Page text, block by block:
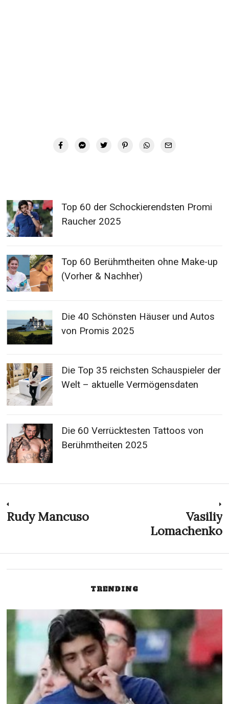
Top 60 der Schockierendsten Promi
Raucher 2025
Top 60 Berühmtheiten ohne Make-up
(Vorher & Nachher)
Die 40 Schönsten Häuser und Autos
von Promis 2025
Die Top 35 reichsten Schauspieler der
Welt – aktuelle Vermögensdaten
Die 60 Verrücktesten Tattoos von
Berühmtheiten 2025
Post
Previous
Rudy Mancuso
Vasiliy
Lomachenko
TRENDING